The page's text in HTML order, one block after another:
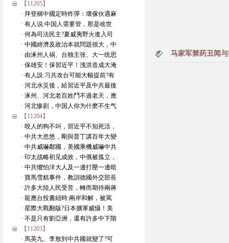
【11205】
· 拜登稱中國定時炸彈：壞傢伙遇麻
· 有人说:中国人需要管，那是啥世
· 何為司法民主?夏威夷野火進入司
· 中國經濟及政治本就問題很大，中
· 由涿州人祸、台独主张、大一统思
· 保雄安！保習近平！洩洪造成大淹
· 有人說:习共攻台可能大幅提前?有
· 河北水災後，給習近平及中共最後
· 涿州、河北老百姓鬥不過老天，應
· 河北惨剧，中国人你为什麽不生气
【11204】
· 咬人的狗不叫，習近平不知死活，
· 中共大忽悠，剛與普丁講百年大變
· 中共威嚇鄰國，美國乘機威嚇中共
· 印太战略初见成效，中俄被孤立，
· 中共懼怕洋大人及一邊打壓一邊暗
· 寶馬雪糕事件，教訓德國外交部長
· 許多大陸人民受苦，轉而期待兩蔣
· 龍應台投書紐時:兩岸和解，被罵
· 星際大戰翻版?日本擴軍威懾！美
· 不是只有劉亞洲，還有許多中下階
【11203】
· 馬英九、李敖到中共國就變了?可
马家军禁药丑闻